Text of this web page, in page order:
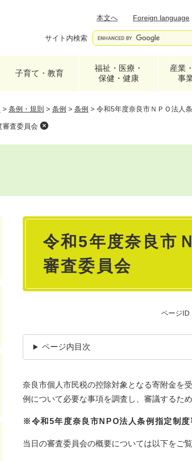
本文へ
Foreign language
サイト内検索
子育て・教育
福祉・医療・
保健・健康
産業
事
> 条例・規則 > 条例 > 条例 > 令和5年度奈良市ＮＰＯ法人
審査委員会
本
令和5年度奈良市
審査委員会
ページID
ページ内目次
奈良市個人市民税の控除対象となる寄附金を
例について必要な事項を調査し、審議するため
※令和5年度奈良市NPO法人条例指定制度
当日の審査委員会の概要については以下をご覧